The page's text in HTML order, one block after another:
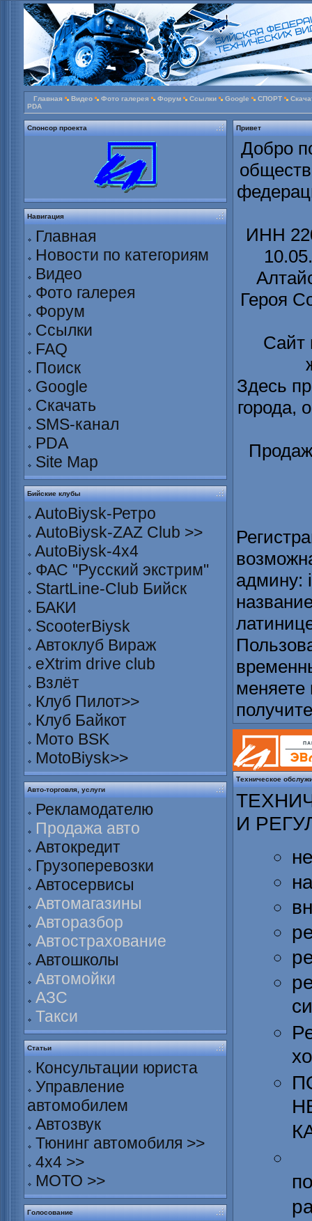
Главная Видео Фото галерея Форум Ссылки Google СПОРТ
PDA
Спонсор проекта
Навигация
Главная
Новости по категориям
Видео
Фото галерея
Форум
Ссылки
FAQ
Поиск
Google
Скачать
SMS-канал
PDA
Site Map
Бийские клубы
AutoBiysk-Ретро
AutoBiysk-ZAZ Club >>
AutoBiysk-4x4
ФАС "Русский экстрим"
StartLine-Club Бийск
БАКИ
ScooterBiysk
Автоклуб Вираж
eXtrim drive club
Взлёт
Клуб Пилот>>
Клуб Байкот
Мото BSK
MotoBiysk>>
Авто-торговля, услуги
Рекламодателю
Продажа авто
Автокредит
Грузоперевозки
Автосервисы
Автомагазины
Авторазбор
Автострахование
Автошколы
Автомойки
АЗС
Такси
Статьи
Консультации юриста
Управление
автомобилем
Автозвук
Тюнинг автомобиля >>
4х4 >>
МОТО >>
Голосование
Привет
Добро
ИНН
Героя
Сайт
Здесь
города,
админу:
меняете
Техническое
И